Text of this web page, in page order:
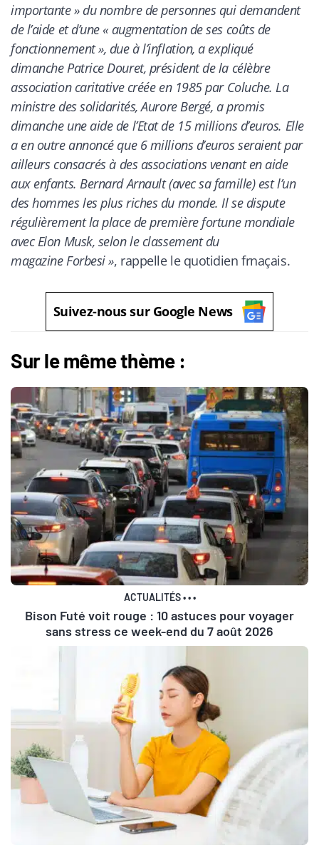
importante » du nombre de personnes qui demandent
de l’aide et d’une « augmentation de ses coûts de
fonctionnement », due à l’inflation, a expliqué
dimanche Patrice Douret, président de la célèbre
association caritative créée en 1985 par Coluche. La
ministre des solidarités, Aurore Bergé, a promis
dimanche une aide de l’Etat de 15 millions d’euros. Elle
a en outre annoncé que 6 millions d’euros seraient par
ailleurs consacrés à des associations venant en aide
aux enfants. Bernard Arnault (avec sa famille) est l’un
des hommes les plus riches du monde. Il se dispute
régulièrement la place de première fortune mondiale
avec Elon Musk, selon le classement du
magazine Forbesi », rappelle le quotidien frnaçais.
Suivez-nous sur Google News
Sur le même thème :
ACTUALITÉS•••
Bison Futé voit rouge : 10 astuces pour voyager
sans stress ce week-end du 7 août 2026